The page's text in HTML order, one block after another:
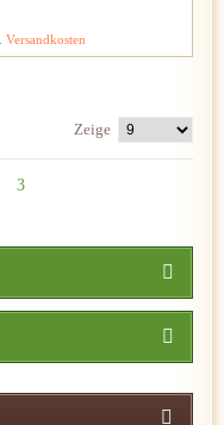
Versandkosten
Zeige
3